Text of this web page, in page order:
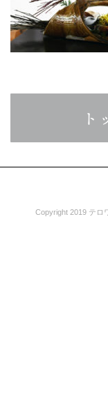
ト
Copyright 2019 テロ